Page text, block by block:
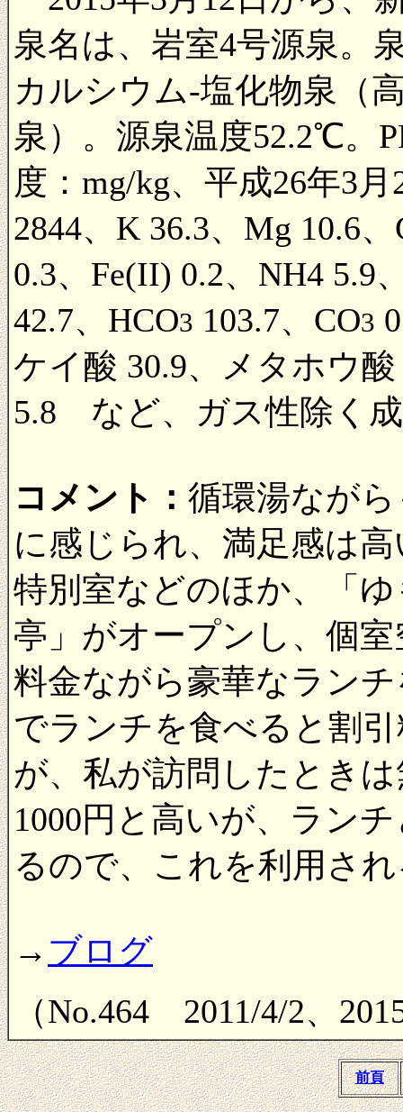
泉名は、岩室4号源泉。
カルシウム-塩化物泉（
泉）。源泉温度52.2℃。
度：mg/kg、平成26年3
2844、K 36.3、Mg 10.6
0.3、Fe(II) 0.2、NH4 5.9
42.7、HCO3 103.7、CO3
ケイ酸 30.9、メタホウ酸
5.8 など、ガス性除く成
コメント： 循環湯なが
に感じられ、満足感は
特別室などのほか、「
亭」がオープンし、個
料金ながら豪華なラン
でランチを食べると割
が、私が訪問したとき
1000円と高いが、ラン
るので、これを利用さ
→ ブログ
（No.464 2011/4/2、
前頁